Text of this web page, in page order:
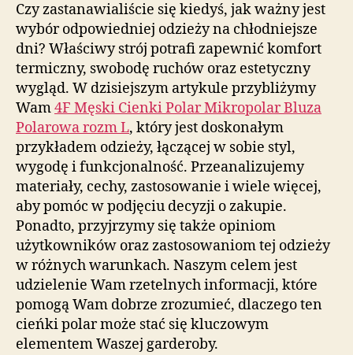
Czy zastanawialiście się kiedyś, jak ważny jest
wybór odpowiedniej odzieży na chłodniejsze
dni? Właściwy strój potrafi zapewnić komfort
termiczny, swobodę ruchów oraz estetyczny
wygląd. W dzisiejszym artykule przybliżymy
Wam4F Męski Cienki Polar Mikropolar Bluza
Polarowa rozm L, który jest doskonałym
przykładem odzieży, łączącej w sobie styl,
wygodę i funkcjonalność. Przeanalizujemy
materiały, cechy, zastosowanie i wiele więcej,
aby pomóc w podjęciu decyzji o zakupie.
Ponadto, przyjrzymy się także opiniom
użytkowników oraz zastosowaniom tej odzieży
w różnych warunkach. Naszym celem jest
udzielenie Wam rzetelnych informacji, które
pomogą Wam dobrze zrozumieć, dlaczego ten
cieńki polar może stać się kluczowym
elementem Waszej garderoby.